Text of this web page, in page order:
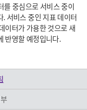
를 중심으로 서비스 중이
서비스 중인 지표 데이터
이터가 가용한 것으로 새
반영할 예정입니다.